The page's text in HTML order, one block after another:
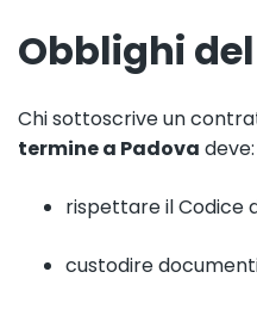
Obblighi
Chi sottoscrive un
termine a Padova deve:
rispettare il Codice
custodire